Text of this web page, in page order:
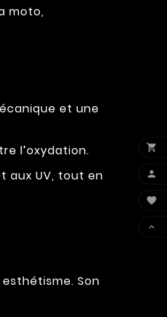
moto,
et une
l’oxydation.
aux UV, tout en
Son



